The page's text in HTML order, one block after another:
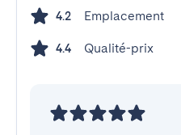
4.2 Emplacement
4.4 Qualité-prix